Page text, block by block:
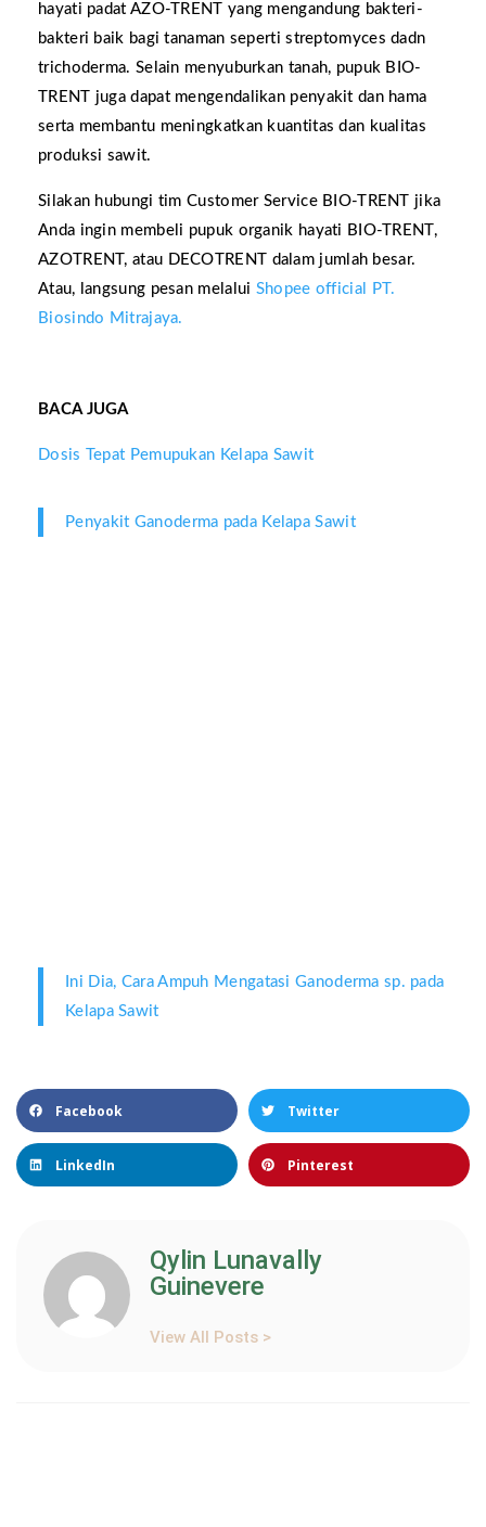
hayati padat AZO-TRENT yang mengandung bakteri-
bakteri baik bagi tanaman seperti streptomyces dadn
trichoderma. Selain menyuburkan tanah, pupuk BIO-
TRENT juga dapat mengendalikan penyakit dan hama
serta membantu meningkatkan kuantitas dan kualitas
produksi sawit.
Silakan hubungi tim Customer Service BIO-TRENT jika
Anda ingin membeli pupuk organik hayati BIO-TRENT,
AZOTRENT, atau DECOTRENT dalam jumlah besar.
Atau, langsung pesan melalui Shopee official PT.
Biosindo Mitrajaya.
BACA JUGA
Dosis Tepat Pemupukan Kelapa Sawit
Penyakit Ganoderma pada Kelapa Sawit
Ini Dia, Cara Ampuh Mengatasi Ganoderma sp. pada
Kelapa Sawit
Facebook Twitter
LinkedIn Pinterest
Qylin Lunavally
Guinevere
View All Posts >